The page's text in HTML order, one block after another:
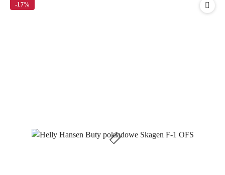
promocyjna:
przed
-17%